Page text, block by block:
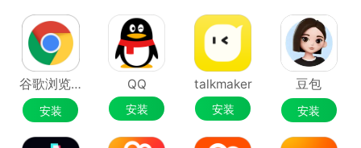
谷歌浏览器Google Chrome
安装
QQ
安装
talkmaker
安装
豆包
安装